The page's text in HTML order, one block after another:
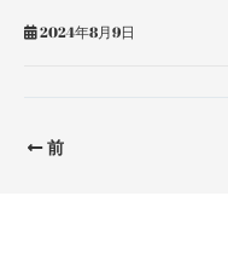
2024年8月9日
前